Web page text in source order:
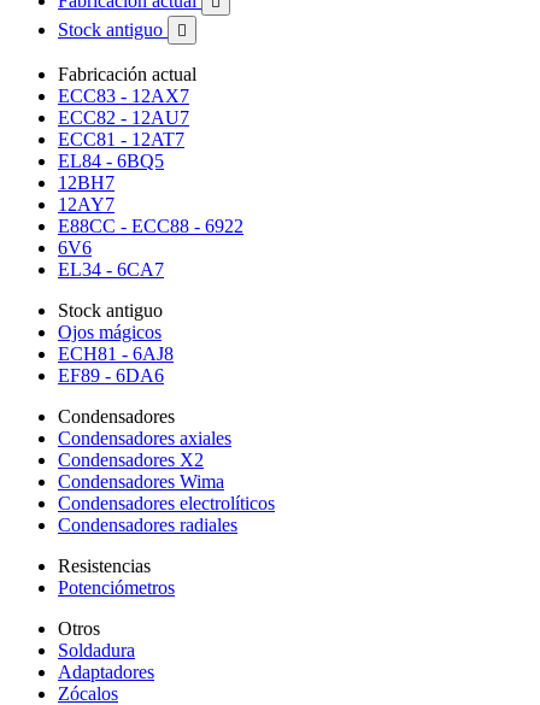
Stock antiguo 
Fabricación actual
ECC83 - 12AX7
ECC82 - 12AU7
ECC81 - 12AT7
EL84 - 6BQ5
12BH7
12AY7
E88CC - ECC88 - 6922
6V6
EL34 - 6CA7
Stock antiguo
Ojos mágicos
ECH81 - 6AJ8
EF89 - 6DA6
Condensadores
Condensadores axiales
Condensadores X2
Condensadores Wima
Condensadores electrolíticos
Condensadores radiales
Resistencias
Potenciómetros
Otros
Soldadura
Adaptadores
Zócalos